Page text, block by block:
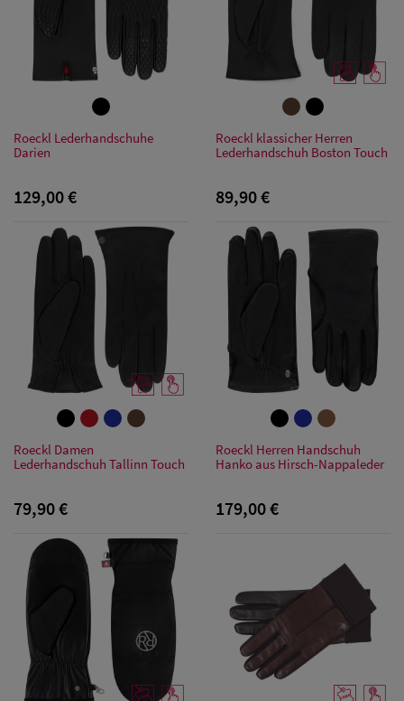
Roeckl Lederhandschuhe
Darien
129,00 €
Roeckl klassicher Herren
Lederhandschuh Boston Touch
89,90 €
Roeckl Damen
Lederhandschuh Tallinn Touch
79,90 €
Roeckl Herren Handschuh
Hanko aus Hirsch-Nappaleder
179,00 €